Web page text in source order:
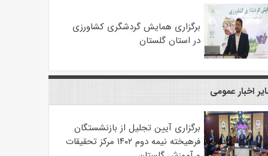
برگزاری همایش گردشگری کشاورزی
در استان گلستان
اخبار عمومی
برگزاری آیین تجلیل از بازنشستگان
فرهیخته نیمه دوم ۱۴۰۲ مرکز تحقیقات